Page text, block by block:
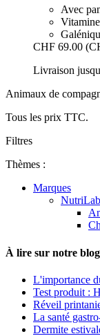
Avec
CHF 69.00
Livraison
Animaux de
Tous les prix TTC.
Filtres
Thèmes :
Marques
À lire sur notre
L'importance
Test produit :
Réveil
La santé
Dermite